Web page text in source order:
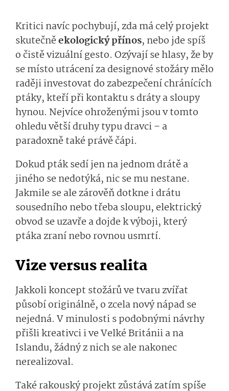
Kritici navíc pochybují, zda má celý projekt
skutečněekolo­gický přínos, nebo jde spíš
o čistě vizuální gesto. Ozývají se hlasy, že by
se místo utrácení za designové stožáry mělo
raději investovat do zabezpečení chránících
ptáky, kteří při kontaktu s dráty a sloupy
hynou. Nejvíce ohroženými jsou v tomto
ohledu větší druhy typu dravci – a
paradoxně také právě čápi.
Dokud pták sedí jen na jednom drátě a
jiného se nedotýká, nic se mu nestane.
Jakmile se ale zárověň dotkne i drátu
sousedního nebo třeba sloupu, elektrický
obvod se uzavře a dojde k výboji, který
ptáka zraní nebo rovnou usmrtí.
Vize versus realita
Jakkoli koncept stožárů ve tvaru zvířat
působí originálně, o zcela nový nápad se
nejedná. V minulosti s podobnými návrhy
přišli kreativci i ve Velké Británii a na
Islandu, žádný z nich se ale nakonec
nerealizoval.
Také rakouský projekt zůstává zatím spíše